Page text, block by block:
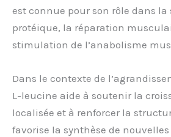
est connue pour son rôle dans la
protéique, la réparation
stimulation de l’anabolisme
Dans le contexte de
L-leucine aide à soutenir la
localisée et à renforcer la
favorise la synthèse de